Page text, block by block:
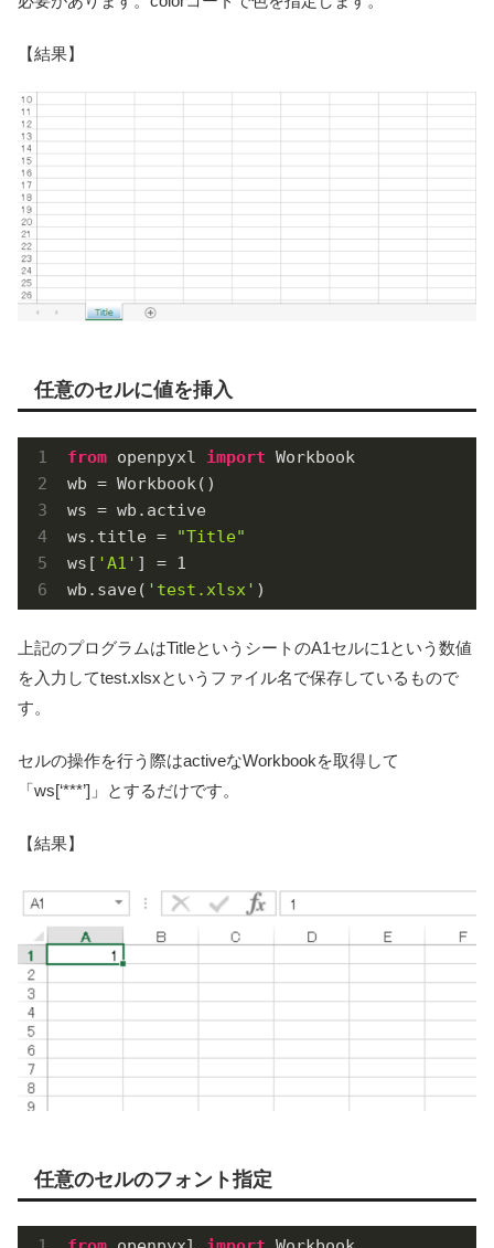
【結果】
任意のセルに値を挿入
from openpyxl import Workbook
wb = Workbook()
ws = wb.active
ws.title =
"Title"
ws[ 'A1' ] = 1
wb.save( 'test.xlsx' )
上記のプログラムはTitleというシートのA1セルに1という数値
を入力してtest.xlsxというファイル名で保存しているもので
す。
セルの操作を行う際はactiveなWorkbookを取得して
「ws[‘***’]」とするだけです。
【結果】
任意のセルのフォント指定